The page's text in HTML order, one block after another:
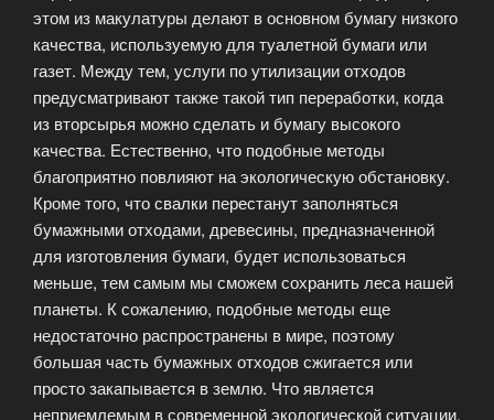
этом из макулатуры делают в основном бумагу низкого
качества, используемую для туалетной бумаги или
газет. Между тем, услуги по утилизации отходов
предусматривают также такой тип переработки, когда
из вторсырья можно сделать и бумагу высокого
качества. Естественно, что подобные методы
благоприятно повлияют на экологическую обстановку.
Кроме того, что свалки перестанут заполняться
бумажными отходами, древесины, предназначенной
для изготовления бумаги, будет использоваться
меньше, тем самым мы сможем сохранить леса нашей
планеты. К сожалению, подобные методы еще
недостаточно распространены в мире, поэтому
большая часть бумажных отходов сжигается или
просто закапывается в землю. Что является
неприемлемым в современной экологической ситуации.